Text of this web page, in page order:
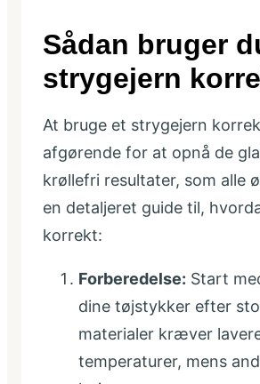
Sådan bruger
strygejern
At bruge et strygejern
afgørende for at opnå de
krøllefri resultater, som alle
en detaljeret guide til,
korrekt:
Forberedelse: Start
dine tøjstykker efter
materialer kræver
temperaturer, mens